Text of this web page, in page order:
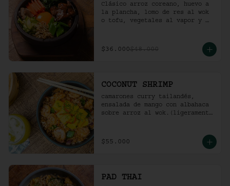
Clásico arroz coreano, huevo a
la plancha, lomo de res al wok
o tofu, vegetales al vapor y
$36.000$48.000
COCONUT SHRIMP
camarones curry tailandés,
ensalada de mango con albahaca
sobre arroz al wok.(ligeramente
$55.000
PAD THAI